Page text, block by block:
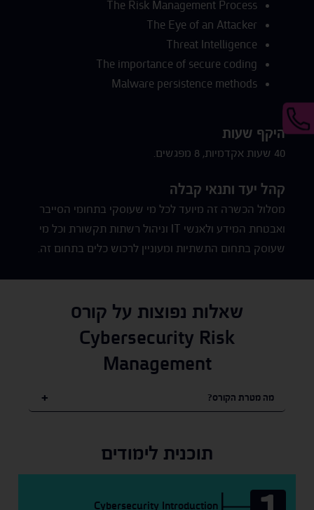
The Risk Management Process
The Eye of an Attacker
Threat Intelligence
The importance of secure coding
Malware persistence methods
היקף שעות
40 שעות אקדמיות, 8 מפגשים.
קהל יעד ותנאי קבלה
מסלול הכשרה זה מיועד לכל מי שעוסקי בתחומי הסייבר
ואבטחת המידע ולאנשי IT וניהול רשתות תקשורת וכל מי
שעוסק בתחום התשתיות ומעוניין לרכוש כלים בתחום זה.
שאלות נפוצות על קורס
Cybersecurity Risk
Management
מה מטרת הקורס?
תוכנית לימודים
Cybersecurity Introduction